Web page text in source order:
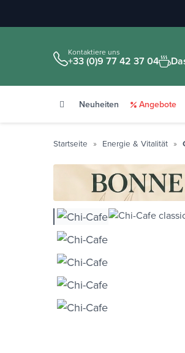
Kontaktiere uns
+33 (0)9 77 42 37 04
Neuheiten Angebote
Startseite Energie & Vitalität